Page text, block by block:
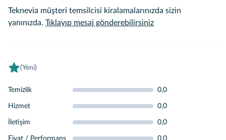
Teknevia müşteri temsilcisi kiralamalarınızda sizin
yanınızda. Tıklayıp mesaj gönderebilirsiniz
(Yeni)
Temizlik 0,0
Hizmet 0,0
İletişim 0,0
Fiyat / Performans 0,0